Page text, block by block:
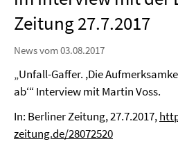
Zeitung 27.7.2017
News vom 03.08.2017
„Unfall-Gaffer. ,Die
abʻ“ Interview mit Martin Voss.
In: Berliner Zeitung, 27.7.2017,
zeitung.de/28072520